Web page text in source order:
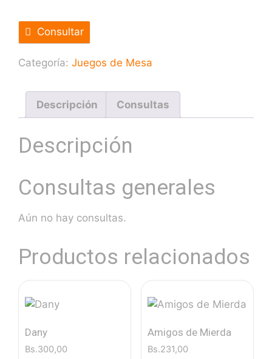
Consultar
Categoría: Juegos de Mesa
Descripción Consultas
Descripción
Consultas generales
Aún no hay consultas.
Productos relacionados
Dany
Bs.300,00
Amigos de Mierda
Bs.231,00